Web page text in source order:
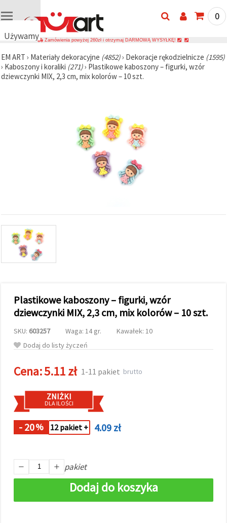
Używamy
cookie
🍪
Używamy
ruch i
wyświetlać
bardziej
trafne treści
naszych
partnerów
analitycznych
marketingowych.
Możesz
zgodzić się
używanie
wszystkich
klikając
"Akceptuj
wskazać
Ustawieniach,
wybierając
dany typ
0
Zamówienia powyżej 260zł i otrzymaj DARMOWĄ WYSYŁKĘ!
EM ART › Materiały dekoracyjne (4852)› Dekoracje rękodzielnicze (1595)
› Kaboszony i koraliki (271)› Plastikowe kaboszony – figurki, wzór
dziewczynki MIX, 2,3 cm, mix kolorów – 10 szt.
Plastikowe kaboszony – figurki, wzór
dziewczynki MIX, 2,3 cm, mix kolorów – 10 szt.
SKU: 603257 Waga: 14 gr.
Kawałek: 10
Dodaj do listy życzeń
Cena:5.11 zł 1-11 pakiet brutto
ZNIŻKI
DLA ILOŚCI
- 20% 12 pakiet + 4.09 zł
pakiet
Dodaj do koszyka